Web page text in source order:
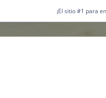
¡El sitio #1 para